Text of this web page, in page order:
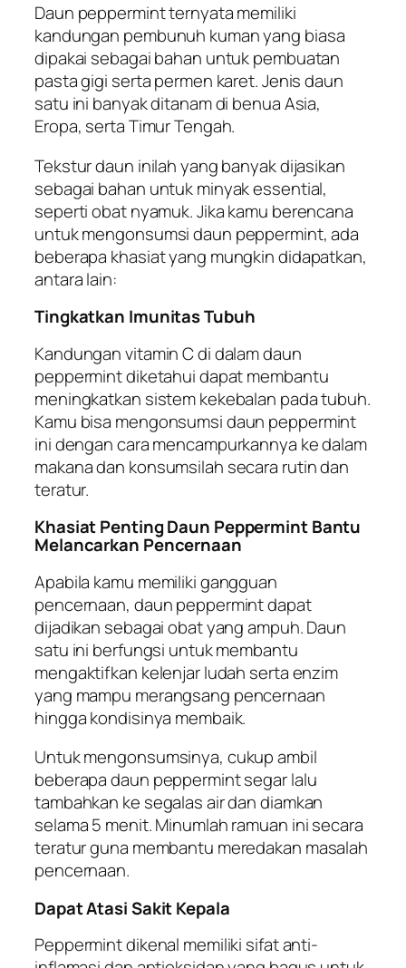
Daun peppermint ternyata memiliki
kandungan pembunuh kuman yang biasa
dipakai sebagai bahan untuk pembuatan
pasta gigi serta permen karet. Jenis daun
satu ini banyak ditanam di benua Asia,
Eropa, serta Timur Tengah.
Tekstur daun inilah yang banyak dijasikan
sebagai bahan untuk minyak essential,
seperti obat nyamuk. Jika kamu berencana
untuk mengonsumsi daun peppermint, ada
beberapa khasiat yang mungkin didapatkan,
antara lain:
Tingkatkan Imunitas Tubuh
Kandungan vitamin C di dalam daun
peppermint diketahui dapat membantu
meningkatkan sistem kekebalan pada tubuh.
Kamu bisa mengonsumsi daun peppermint
ini dengan cara mencampurkannya ke dalam
makana dan konsumsilah secara rutin dan
teratur.
Khasiat Penting Daun Peppermint Bantu
Melancarkan Pencernaan
Apabila kamu memiliki gangguan
pencernaan, daun peppermint dapat
dijadikan sebagai obat yang ampuh. Daun
satu ini berfungsi untuk membantu
mengaktifkan kelenjar ludah serta enzim
yang mampu merangsang pencernaan
hingga kondisinya membaik.
Untuk mengonsumsinya, cukup ambil
beberapa daun peppermint segar lalu
tambahkan ke segalas air dan diamkan
selama 5 menit. Minumlah ramuan ini secara
teratur guna membantu meredakan masalah
pencernaan.
Dapat Atasi Sakit Kepala
Peppermint dikenal memiliki sifat anti-